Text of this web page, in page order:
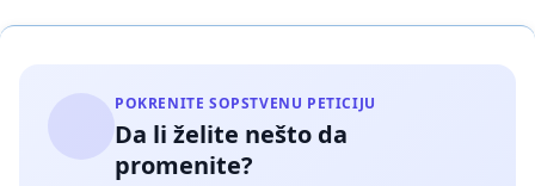
POKRENITE SOPSTVENU PETICIJU
Da li želite nešto da
promenite?